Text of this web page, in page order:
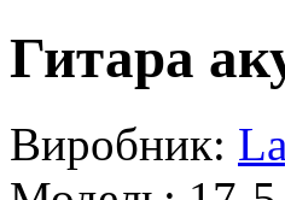
Гитара
Виробник: